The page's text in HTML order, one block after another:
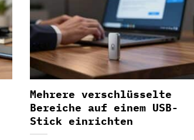
Mehrere verschlüsselte
Bereiche auf einem USB-
Stick einrichten